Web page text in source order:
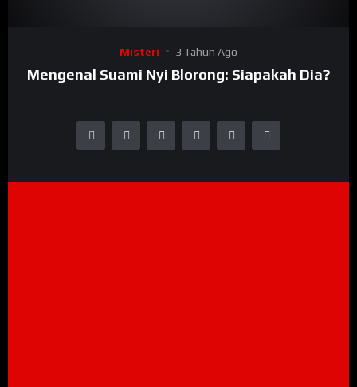
Misteri 3 Tahun Ago
Mengenal Suami Nyi Blorong: Siapakah Dia?